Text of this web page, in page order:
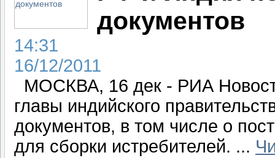
документов
14:31
16/12/2011
МОСКВА, 16 дек - РИА
главы индийского
документов, в том числе о
для сборки истребителей. ...